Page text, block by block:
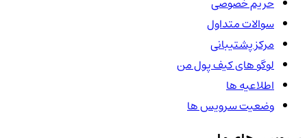
سوالات متداول
مرکز پشتیبانی
لوگو های کیف پول من
اطلاعیه ها
وضعیت سرویس ها